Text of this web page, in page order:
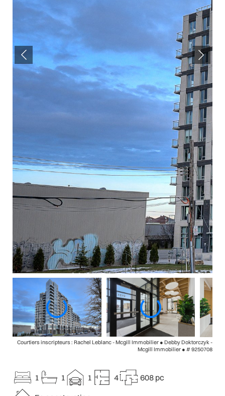
Courtiers inscripteurs : Rachel Leblanc - Mcgill Immobilier ● Debby Doktorczyk -
Mcgill Immobilier ● # 9250708
1 1 1 4
608 pc